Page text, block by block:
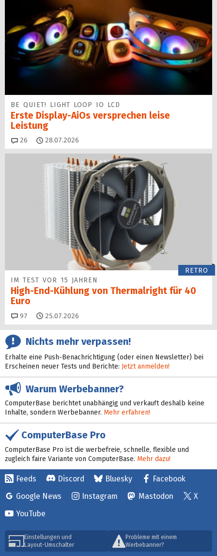
BE QUIET! LIGHT LOOP IO LCD
Erste Display-AiOs versprechen leise
Leistung
26 Kommentare
28.07.2026
RETRO
IM TEST VOR 15 JAHREN
High-End-Kühlung von Thermalright für 40
Euro
97 Kommentare
25.07.2026
Nichts mehr verpassen!
Erhalte eine Push-Benachrichtigung (oder einen Newsletter) bei
Erscheinen neuer Tests und Berichte: Jetzt anmelden!
Warum Werbebanner?
ComputerBase berichtet unabhängig und verkauft deshalb keine
Inhalte, sondern Werbebanner. Mehr erfahren!
ComputerBase Pro
ComputerBase Pro ist die werbefreie, schnelle, flexible und
zugleich faire Variante von ComputerBase. Mehr dazu!
Feeds Discord Bluesky
Facebook
Google News
Instagram Mastodon
X
YouTube
Einstellungen und
Layout-Umschalter
Probleme mit einem
Werbebanner?